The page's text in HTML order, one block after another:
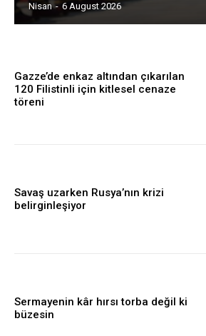
Nisan - 6 August 2026
Gazze’de enkaz altından çıkarılan
120 Filistinli için kitlesel cenaze
töreni
Savaş uzarken Rusya’nın krizi
belirginleşiyor
Sermayenin kâr hırsı torba değil ki
büzesin